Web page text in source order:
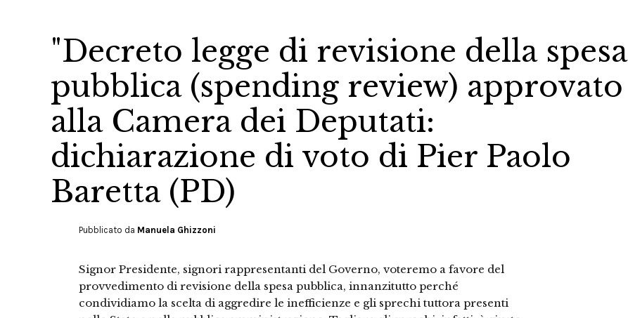
"Decreto legge di revisione della spesa
pubblica (spending review) approvato
alla Camera dei Deputati:
dichiarazione di voto di Pier Paolo
Baretta (PD)
Pubblicato da Manuela Ghizzoni
Signor Presidente, signori rappresentanti del Governo, voteremo a favore del
provvedimento di revisione della spesa pubblica, innanzitutto perché
condividiamo la scelta di aggredire le inefficienze e gli sprechi tuttora presenti